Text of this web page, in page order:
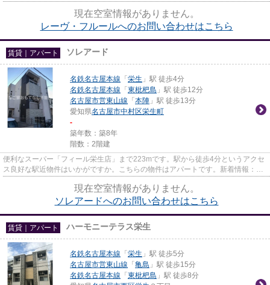
現在空室情報がありません。
レーヴ・フルールへのお問い合わせはこちら
賃貸｜アパート ソレアード
名鉄名古屋本線 「 栄生 」駅 徒歩4分
名鉄名古屋本線 「 東枇杷島 」駅 徒歩12分
名古屋市営東山線 「 本陣 」駅 徒歩13分
愛知県名古屋市中村区栄生町
-
築年数：築8年
階数：2階建
便利なスーパー「フィール栄生店」まで223mです。駅から徒歩4分というアクセ
ス良好な駅近物件はいかがですか。こちらの物件はアパートです。新着情報：ソ
現在空室情報がありません。
ソレアードへのお問い合わせはこちら
賃貸｜アパート ハーモニーテラス栄生
名鉄名古屋本線 「 栄生 」駅 徒歩5分
名古屋市営東山線 「 亀島 」駅 徒歩15分
名鉄名古屋本線 「 東枇杷島 」駅 徒歩8分